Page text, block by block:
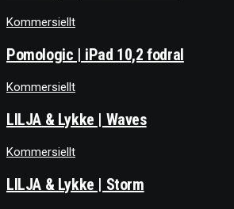
Kommersiellt
Pomologic | iPad 10,2 fodral
Kommersiellt
LILJA & Lykke | Waves
Kommersiellt
LILJA & Lykke | Storm